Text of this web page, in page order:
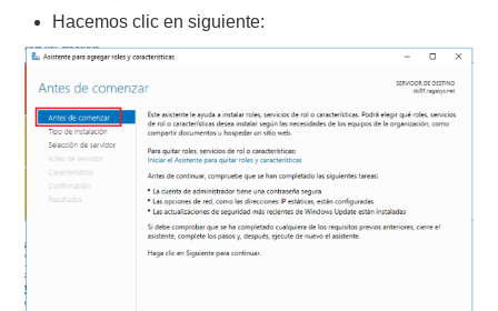
Hacemos clic en siguiente: